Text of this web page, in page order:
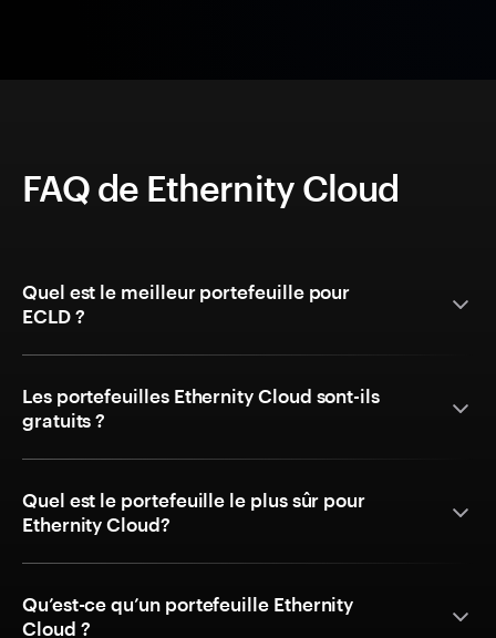
FAQ de Ethernity Cloud
Quel est le meilleur portefeuille pour
ECLD ?
Les portefeuilles Ethernity Cloud sont-ils
gratuits ?
Quel est le portefeuille le plus sûr pour
Ethernity Cloud?
Qu’est-ce qu’un portefeuille Ethernity
Cloud ?